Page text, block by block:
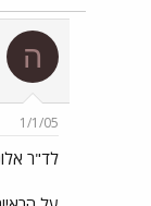
ה
1/1/05
לד"ר